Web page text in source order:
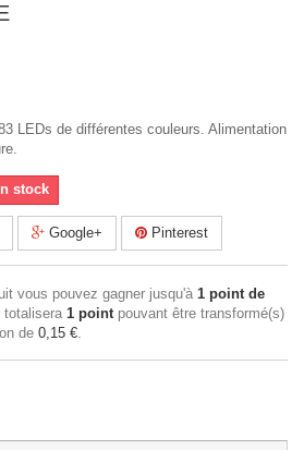
LEDs de différentes couleurs. Alimentation
stock
Google+ Pinterest
vous pouvez gagner jusqu'à 1 point de
totalisera 1 pointpouvant être transformé(s)
de 0,15 €.